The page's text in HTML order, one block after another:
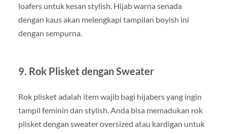
loafers untuk kesan stylish. Hijab warna senada
dengan kaus akan melengkapi tampilan boyish ini
dengan sempurna.
9. Rok Plisket dengan Sweater
Rok plisket adalah item wajib bagi hijabers yang ingin
tampil feminin dan stylish. Anda bisa memadukan rok
plisket dengan sweater oversized atau kardigan untuk